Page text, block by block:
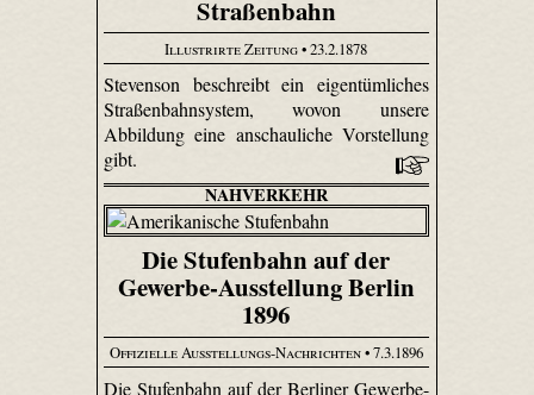
Straßenbahn
Illustrirte Zeitung• 23.2.1878
Stevenson beschreibt ein eigentümliches
Straßenbahnsystem, wovon unsere
Abbildung eine anschauliche Vorstellung
gibt.
NAHVERKEHR
Die Stufenbahn auf der
Gewerbe-Ausstellung Berlin
1896
Offizielle Ausstellungs-Nachrichten• 7.3.1896
Die Stufenbahn auf der Berliner Gewerbe-